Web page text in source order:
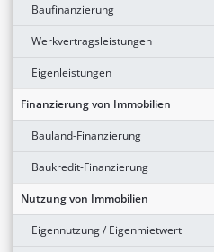
Baufinanzierung
Werkvertragsleistungen
Eigenleistungen
Finanzierung von Immobilien
Bauland-Finanzierung
Baukredit-Finanzierung
Nutzung von Immobilien
Eigennutzung / Eigenmietwert